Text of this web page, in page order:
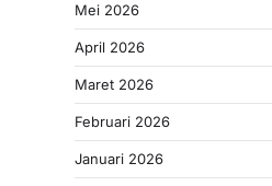
Mei 2026
April 2026
Maret 2026
Februari 2026
Januari 2026